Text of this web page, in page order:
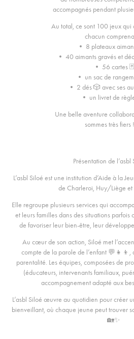
accompagnés pendant
Au total, ce sont 100 jeux qui
chacun
• 8 plateaux
• 40 aimants gravés et
• 56 cartes 🃏
• un sac de
• 2 dés 🎲 avec ses
• un livret de
Une belle aventure
sommes très fiers
Présentation de l’asbl
L’asbl Siloé est une institution d’Aide à la
de Charleroi, Huy/Liège et
Elle regroupe plusieurs services qui
et leurs familles dans des situations
de favoriser leur bien-être, leur
Au cœur de son action, Siloé met
compte de la parole de l’enfant 💬👧👦,
parentalité. Les équipes, composées de
(éducateurs, intervenants familiaux,
accompagnement adapté aux
L’asbl Siloé œuvre au quotidien pour créer
bienveillant, où chaque jeune peut trouver
🏡✨